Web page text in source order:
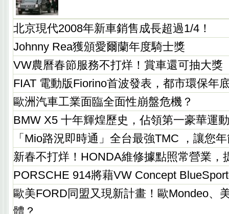
北京現代2008年新車銷售成長超過1/4！
Johnny Rea獲頒愛爾蘭年度騎士獎
VW農曆春節服務不打烊！賞車還可抽大獎
FIAT 電動版Fiorino首波發表，都市環保年
歐洲汽車工業面臨全面性崩盤危機？
BMW X5 十年輝煌歷史，佔領第一豪華運
「Mio路況即時通」全台最強TMC ，讓您
新春不打烊！HONDA維修據點照常營業，
PORSCHE 914將藉VW Concept
歐美FORD同盟又現新計畫！歐Mondeo、
體？